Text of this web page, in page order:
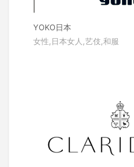
YOKO日本
女性,日本女人,艺伎,和服